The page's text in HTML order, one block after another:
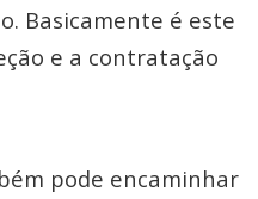
Basicamente é este
e a contratação
pode encaminhar